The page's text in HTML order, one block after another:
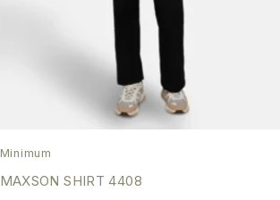
Minimum
MAXSON SHIRT 4408